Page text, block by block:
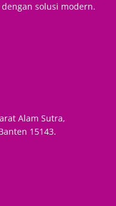
solusi modern.
Alam Sutra,
15143.